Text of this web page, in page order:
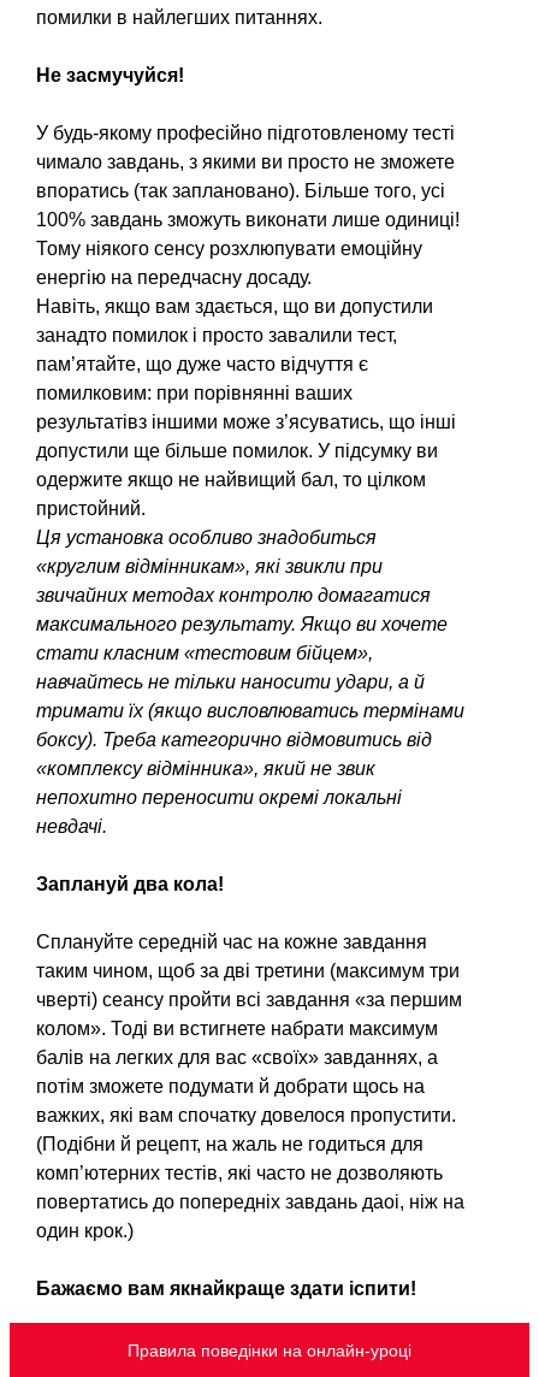
помилки в найлегших питаннях.
Не засмучуйся!
У будь-якому професійно підготовленому тесті
чимало завдань, з якими ви просто не зможете
впоратись (так заплановано). Більше того, усі
100% завдань зможуть виконати лише одиниці!
Тому ніякого сенсу розхлюпувати емоційну
енергію на передчасну досаду.
Навіть, якщо вам здається, що ви допустили
занадто помилок і просто завалили тест,
пам’ятайте, що дуже часто відчуття є
помилковим: при порівнянні ваших
результатівз іншими може з’ясуватись, що інші
допустили ще більше помилок. У підсумку ви
одержите якщо не найвищий бал, то цілком
пристойний.
Ця установка особливо знадобиться
«круглим відмінникам», які звикли при
звичайних методах контролю домагатися
максимального результату. Якщо ви хочете
стати класним «тестовим бійцем»,
навчайтесь не тільки наносити удари, а й
тримати їх (якщо висловлюватись термінами
боксу). Треба категорично відмовитись від
«комплексу відмінника», який не звик
непохитно переносити окремі локальні
невдачі.
Заплануй два кола!
Сплануйте середній час на кожне завдання
таким чином, щоб за дві третини (максимум три
чверті) сеансу пройти всі завдання «за першим
колом». Тоді ви встигнете набрати максимум
балів на легких для вас «своїх» завданнях, а
потім зможете подумати й добрати щось на
важких, які вам спочатку довелося пропустити.
(Подібни й рецепт, на жаль не годиться для
комп’ютерних тестів, які часто не дозволяють
повертатись до попередніх завдань даоі, ніж на
один крок.)
Бажаємо вам якнайкраще здати іспити!
Правила поведінки на онлайн-уроці